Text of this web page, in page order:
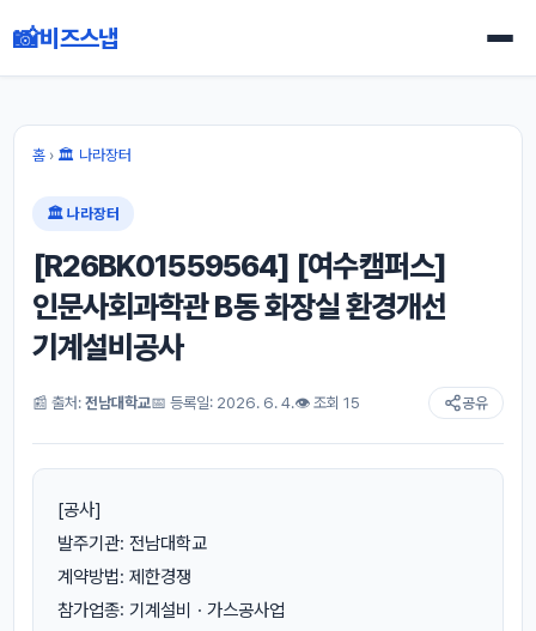
📸비즈스냅
홈› 🏛 나라장터
🏛 나라장터
[R26BK01559564] [여수캠퍼스]
인문사회과학관 B동 화장실 환경개선
기계설비공사
📰 출처: 전남대학교📅 등록일: 2026. 6. 4.👁 조회 15 공유
[공사]
발주기관: 전남대학교
계약방법: 제한경쟁
참가업종: 기계설비ㆍ가스공사업